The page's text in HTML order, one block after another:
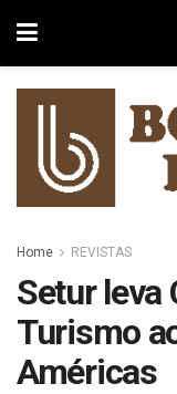
Home REVISTAS
Setur leva
Turismo
Américas